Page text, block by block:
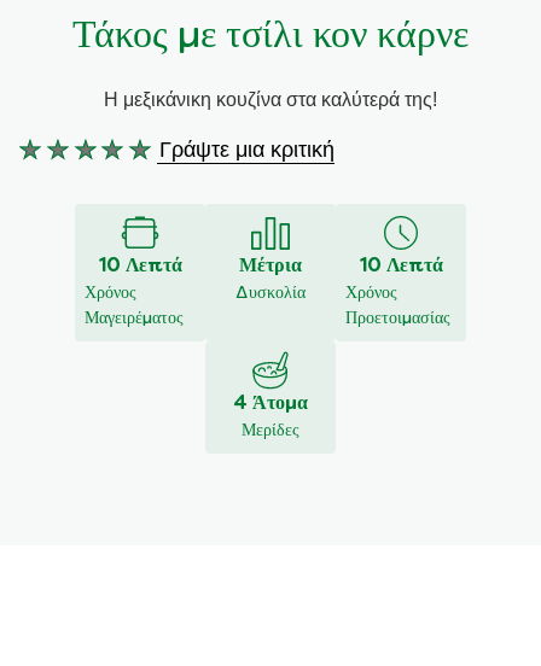
Συνταγές από την Μαργαρίτα Νικολαΐδη
Τάκος με τσίλι κον κάρνε
Η μεξικάνικη κουζίνα στα καλύτερά της!
Δεν
αξιολογήσεις
Γράψτε μια κριτική
10 Λεπτά
Χρόνος
Μαγειρέματος
Μέτρια
Δυσκολία
10 Λεπτά
Χρόνος
Προετοιμασίας
4 Άτομα
Μερίδες